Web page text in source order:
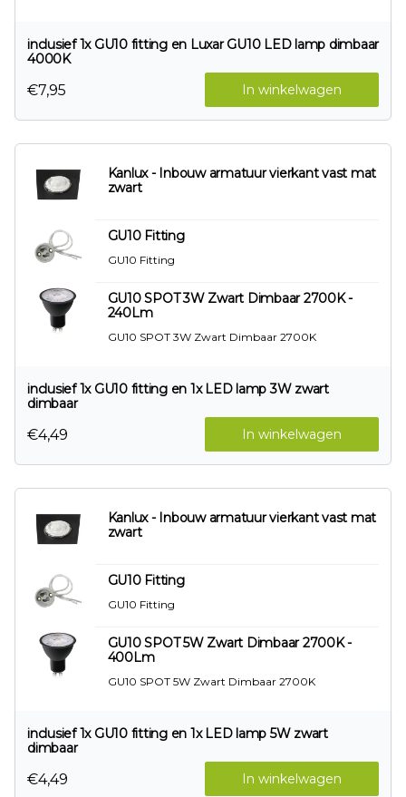
inclusief 1x GU10 fitting en Luxar GU10 LED lamp dimbaar
4000K
In winkelwagen
€7,95
Kanlux - Inbouw armatuur vierkant vast mat
zwart
GU10 Fitting
GU10 Fitting
GU10 SPOT 3W Zwart Dimbaar 2700K -
240Lm
GU10 SPOT 3W Zwart Dimbaar 2700K
inclusief 1x GU10 fitting en 1x LED lamp 3W zwart
dimbaar
In winkelwagen
€4,49
Kanlux - Inbouw armatuur vierkant vast mat
zwart
GU10 Fitting
GU10 Fitting
GU10 SPOT 5W Zwart Dimbaar 2700K -
400Lm
GU10 SPOT 5W Zwart Dimbaar 2700K
inclusief 1x GU10 fitting en 1x LED lamp 5W zwart
dimbaar
In winkelwagen
€4,49